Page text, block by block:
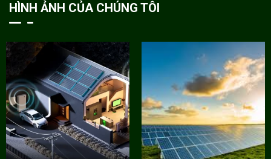
HÌNH ẢNH CỦA CHÚNG TÔI